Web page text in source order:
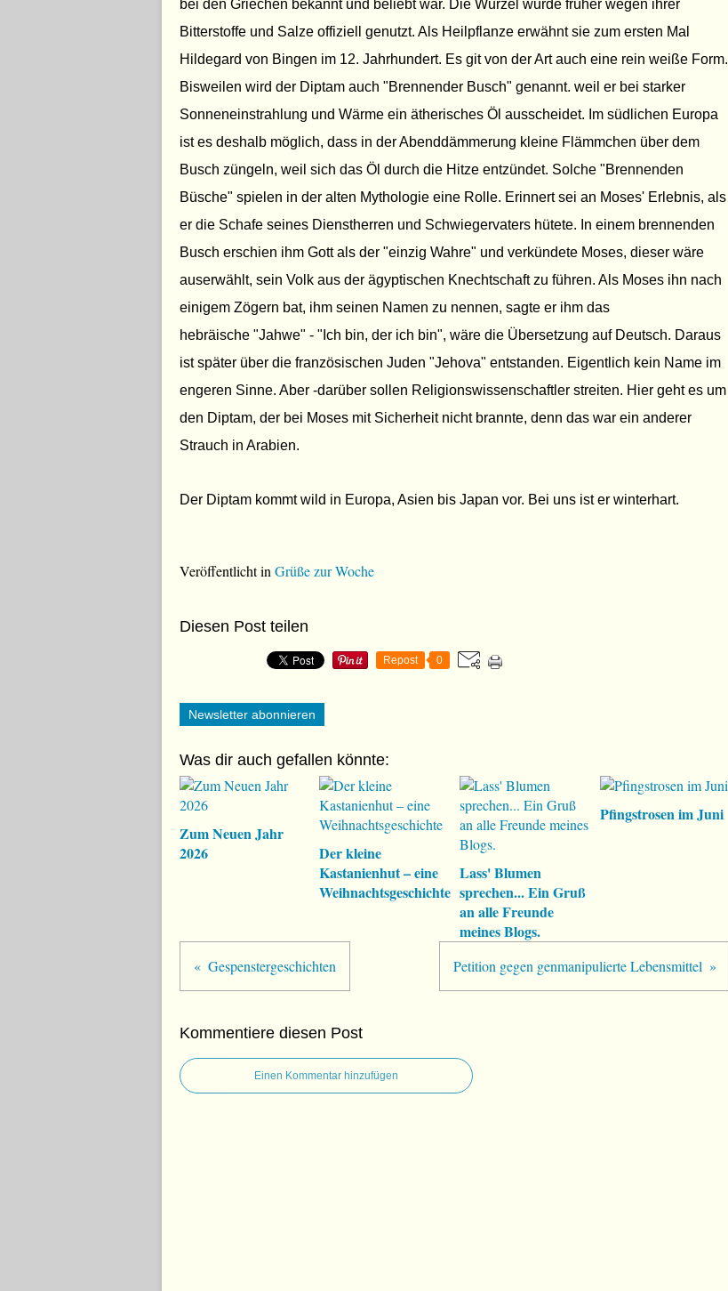
bei den Griechen bekannt und beliebt war. Die Wurzel wurde früher wegen ihrer
Bitterstoffe und Salze offiziell genutzt. Als Heilpflanze erwähnt sie zum ersten Mal
Hildegard von Bingen im 12. Jahrhundert. Es git von der Art auch eine rein weiße Form.
Bisweilen wird der Diptam auch "Brennender Busch" genannt. weil er bei starker
Sonneneinstrahlung und Wärme ein ätherisches Öl ausscheidet. Im südlichen Europa
ist es deshalb möglich, dass in der Abenddämmerung kleine Flämmchen über dem
Busch züngeln, weil sich das Öl durch die Hitze entzündet. Solche "Brennenden
Büsche" spielen in der alten Mythologie eine Rolle. Erinnert sei an Moses' Erlebnis, als
er die Schafe seines Dienstherren und Schwiegervaters hütete. In einem brennenden
Busch erschien ihm Gott als der "einzig Wahre" und verkündete Moses, dieser wäre
auserwählt, sein Volk aus der ägyptischen Knechtschaft zu führen. Als Moses ihn nach
einigem Zögern bat, ihm seinen Namen zu nennen, sagte er ihm das
hebräische "Jahwe" - "Ich bin, der ich bin", wäre die Übersetzung auf Deutsch. Daraus
ist später über die französischen Juden "Jehova" entstanden. Eigentlich kein Name im
engeren Sinne. Aber -darüber sollen Religionswissenschaftler streiten. Hier geht es um
den Diptam, der bei Moses mit Sicherheit nicht brannte, denn das war ein anderer
Strauch in Arabien.
Der Diptam kommt wild in Europa, Asien bis Japan vor. Bei uns ist er winterhart.
Veröffentlicht in Grüße zur Woche
Diesen Post teilen
Repost 0
Newsletter abonnieren
Was dir auch gefallen könnte:
Zum Neuen Jahr
2026
Der kleine
Kastanienhut – eine
Weihnachtsgeschichte
Lass' Blumen
sprechen... Ein Gruß
an alle Freunde
meines Blogs.
Pfingstrosen im Juni
Gespenstergeschichten Petition gegen genmanipulierte Lebensmittel
Kommentiere diesen Post
Einen Kommentar hinzufügen